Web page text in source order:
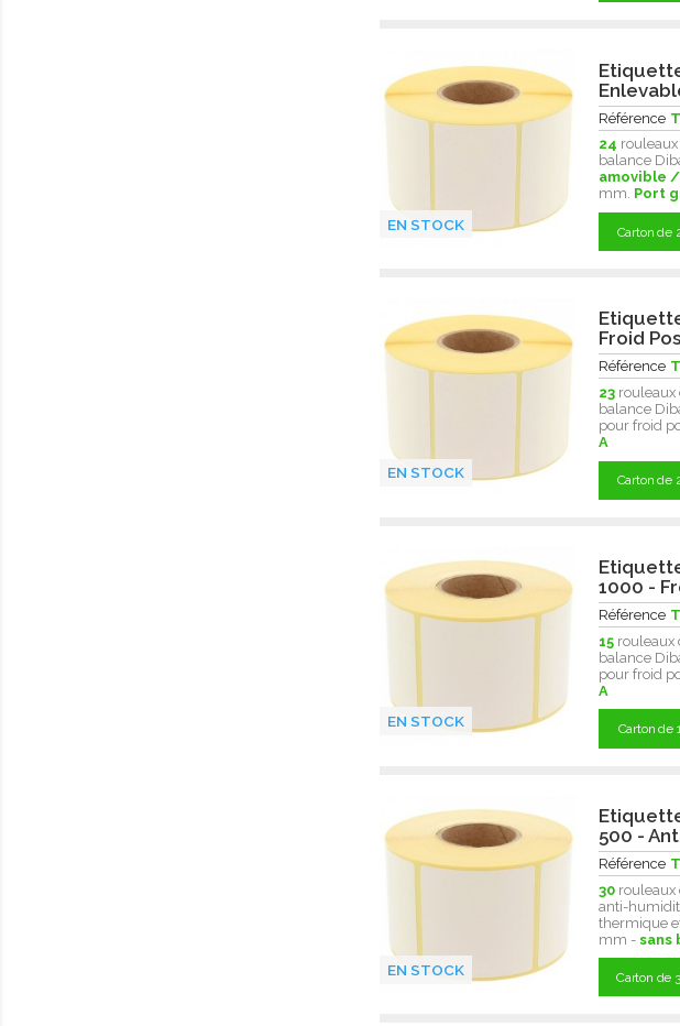
EN STOCK
Référence
24
balance
amovible
mm. Port
Carton de
EN STOCK
Froid
Référence
23
balance
pour froid
A
Carton de
EN STOCK
1000 -
Référence
15 rouleaux
balance
pour froid
A
Carton de
EN STOCK
500 -
Référence
30
anti-
thermique
mm -sans
Carton de